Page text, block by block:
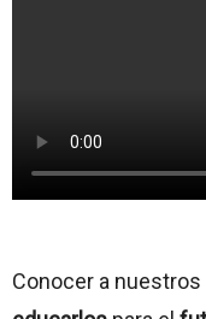
Conocer a